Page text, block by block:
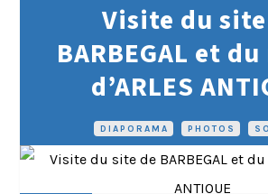
DIAPORAMA PHOTOS
Visite du
BARBEGAL et
d’ARLES